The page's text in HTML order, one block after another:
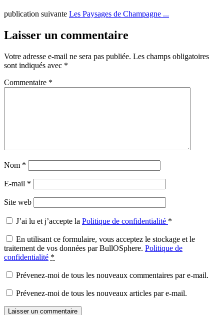
publication suivante Les Paysages de Champagne ...
Laisser un commentaire
Votre adresse e-mail ne sera pas publiée. Les champs obligatoires
sont indiqués avec *
Commentaire *
Nom *
E-mail *
Site web
J’ai lu et j’accepte la Politique de confidentialité *
En utilisant ce formulaire, vous acceptez le stockage et le
traitement de vos données par BullOSphere. Politique de
confidentialité *
Prévenez-moi de tous les nouveaux commentaires par e-mail.
Prévenez-moi de tous les nouveaux articles par e-mail.